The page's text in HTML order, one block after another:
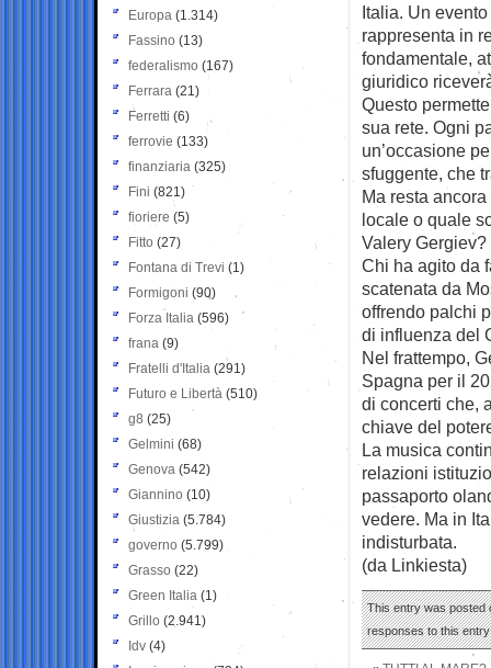
Italia. Un
rappresenta in
fondamentale,
giuridico
Questo
sua rete. Ogni
un’occasione
sfuggente, che
Ma resta
locale o quale
Valery Gergiev?
Chi ha agito da
scatenata da
offrendo palchi
di influenza del
Nel frattempo,
Spagna per il
di concerti che,
chiave del
La musica
relazioni
passaporto
vedere. Ma in
indisturbata.
(da Linkiesta)
This entry was posted
responses to this
Europa (1.314)
Fassino (13)
federalismo (167)
Ferrara (21)
Ferretti (6)
ferrovie (133)
finanziaria (325)
Fini (821)
fioriere (5)
Fitto (27)
Fontana di Trevi (1)
Formigoni (90)
Forza Italia (596)
frana (9)
Fratelli d'Italia (291)
Futuro e Libertà (510)
g8 (25)
Gelmini (68)
Genova (542)
Giannino (10)
Giustizia (5.784)
governo (5.799)
Grasso (22)
Green Italia (1)
Grillo (2.941)
Idv (4)